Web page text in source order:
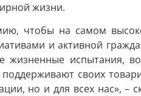
жизни.
чтобы на самом
и активной
жизненные испытания,
поддерживают своих
но и для всех нас», –